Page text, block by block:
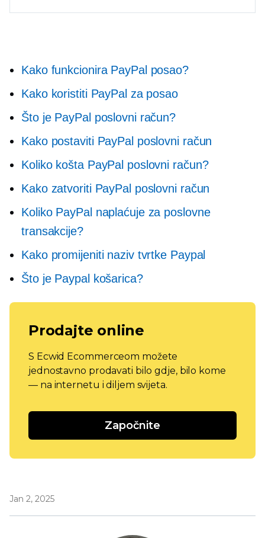
Kako funkcionira PayPal posao?
Kako koristiti PayPal za posao
Što je PayPal poslovni račun?
Kako postaviti PayPal poslovni račun
Koliko košta PayPal poslovni račun?
Kako zatvoriti PayPal poslovni račun
Koliko PayPal naplaćuje za poslovne
transakcije?
Kako promijeniti naziv tvrtke Paypal
Što je Paypal košarica?
Prodajte online
S Ecwid Ecommerceom možete
jednostavno prodavati bilo gdje, bilo kome
— na internetu i diljem svijeta.
Započnite
Jan 2, 2025